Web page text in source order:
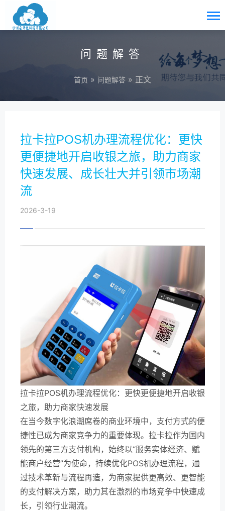
问题解答
首页 » 问题解答 » 正文
拉卡拉POS机办理流程优化：更快
更便捷地开启收银之旅，助力商家
快速发展、成长壮大并引领市场潮
流
2026-3-19
拉卡拉POS机办理流程优化：更快更便捷地开启收银
之旅，助力商家快速发展
在当今数字化浪潮席卷的商业环境中，支付方式的便
捷性已成为商家竞争力的重要体现。拉卡拉作为国内
领先的第三方支付机构，始终以“服务实体经济、赋
能商户经营”为使命，持续优化POS机办理流程，通
过技术革新与流程再造，为商家提供更高效、更智能
的支付解决方案，助力其在激烈的市场竞争中快速成
长，引领行业潮流。